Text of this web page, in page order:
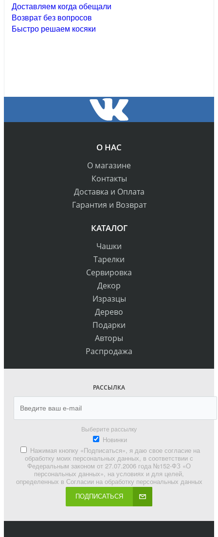
Доставляем когда обещали
Возврат без вопросов
Быстро решаем косяки
О НАС
О магазине
Контакты
Доставка и Оплата
Гарантия и Возврат
КАТАЛОГ
Чашки
Тарелки
Сервировка
Декор
Изразцы
Дерево
Подарки
Авторы
Распродажа
РАССЫЛКА
Выберите рассылку
Новинки
Нажимая кнопку «Подписаться», я даю свое согласие на
обработку моих персональных данных, в соответствии с
Федеральным законом от 27.07.2006 года №152-ФЗ «О
персональных данных», на условиях и для целей,
определенных в Согласии на обработку персональных данных
ПОДПИСАТЬСЯ